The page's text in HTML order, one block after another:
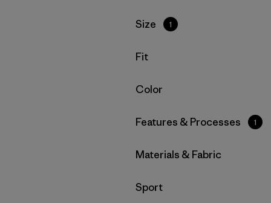
Filtrar por
Size 1
Filtrar por
Fit
Filtrar por
Color
Filtrar por
Features & Processes 1
Filtrar por
Materials & Fabric
Filtrar por
Sport